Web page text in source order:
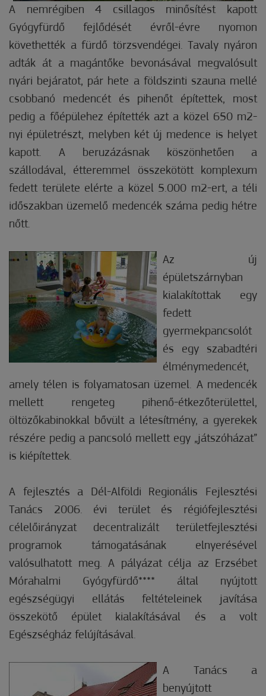
A nemrégiben 4 csillagos minősítést kapott
Gyógyfürdő fejlődését évről-évre nyomon
követhették a fürdő törzsvendégei. Tavaly nyáron
adták át a magántőke bevonásával megvalósult
nyári bejáratot, pár hete a földszinti szauna mellé
csobbanó medencét és pihenőt építettek, most
pedig a főépülehez építették azt a közel 650 m2-
nyi épületrészt, melyben két új medence is helyet
kapott. A beruzázásnak köszönhetően a
szállodával, étteremmel összekötött komplexum
fedett területe elérte a közel 5.000 m2-ert, a téli
időszakban üzemelő medencék száma pedig hétre
nőtt.
Az új
épületszárnyban
kialakítottak egy
fedett
gyermekpancsolót
és egy szabadtéri
élménymedencét,
amely télen is folyamatosan üzemel. A medencék
mellett rengeteg pihenő-étkezőterülettel,
öltözőkabinokkal bővült a létesítmény, a gyerekek
részére pedig a pancsoló mellett egy „játszóházat”
is kiépítettek.
A fejlesztés a Dél-Alföldi Regionális Fejlesztési
Tanács 2006. évi terület és régiófejlesztési
célelőirányzat decentralizált területfejlesztési
programok támogatásának elnyerésével
valósulhatott meg. A pályázat célja az Erzsébet
Mórahalmi Gyógyfürdő**** által nyújtott
egészségügyi ellátás feltételeinek javítása
összekötő épület kialakításával és a volt
Egészségház felújításával.
A Tanács a
benyújtott